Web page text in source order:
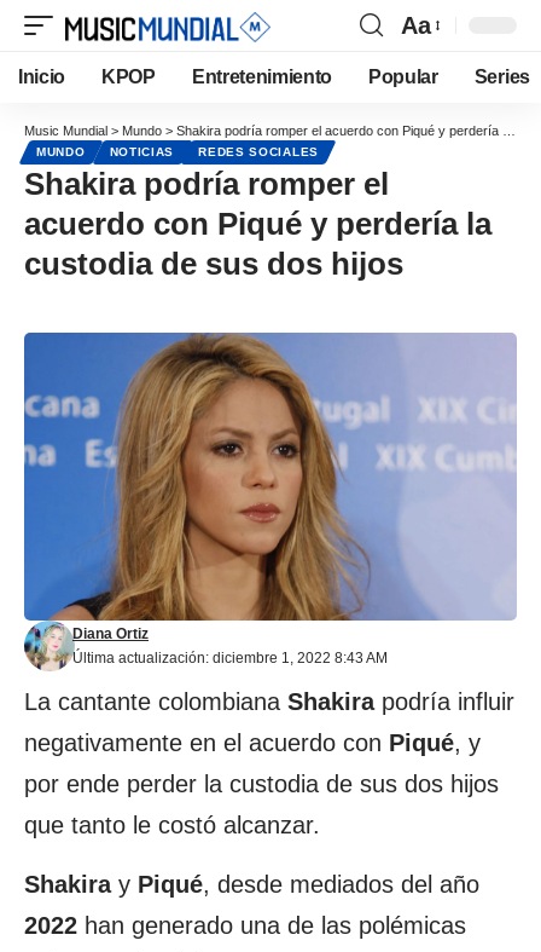
Aa
Inicio KPOP Entretenimiento Popular Series
Music Mundial > Mundo > Shakira podría romper el acuerdo con Piqué y perdería la custodia de sus dos hijos
MUNDO NOTICIAS REDES SOCIALES
Shakira podría romper el
acuerdo con Piqué y perdería la
custodia de sus dos hijos
Última actualización: diciembre 1, 2022 8:43 AM
Diana Ortiz
La cantante colombiana Shakirapodría influir
negativamente en el acuerdo con Piqué, y
por ende perder la custodia de sus dos hijos
que tanto le costó alcanzar.
Shakiray Piqué, desde mediados del año
2022 han generado una de las polémicas